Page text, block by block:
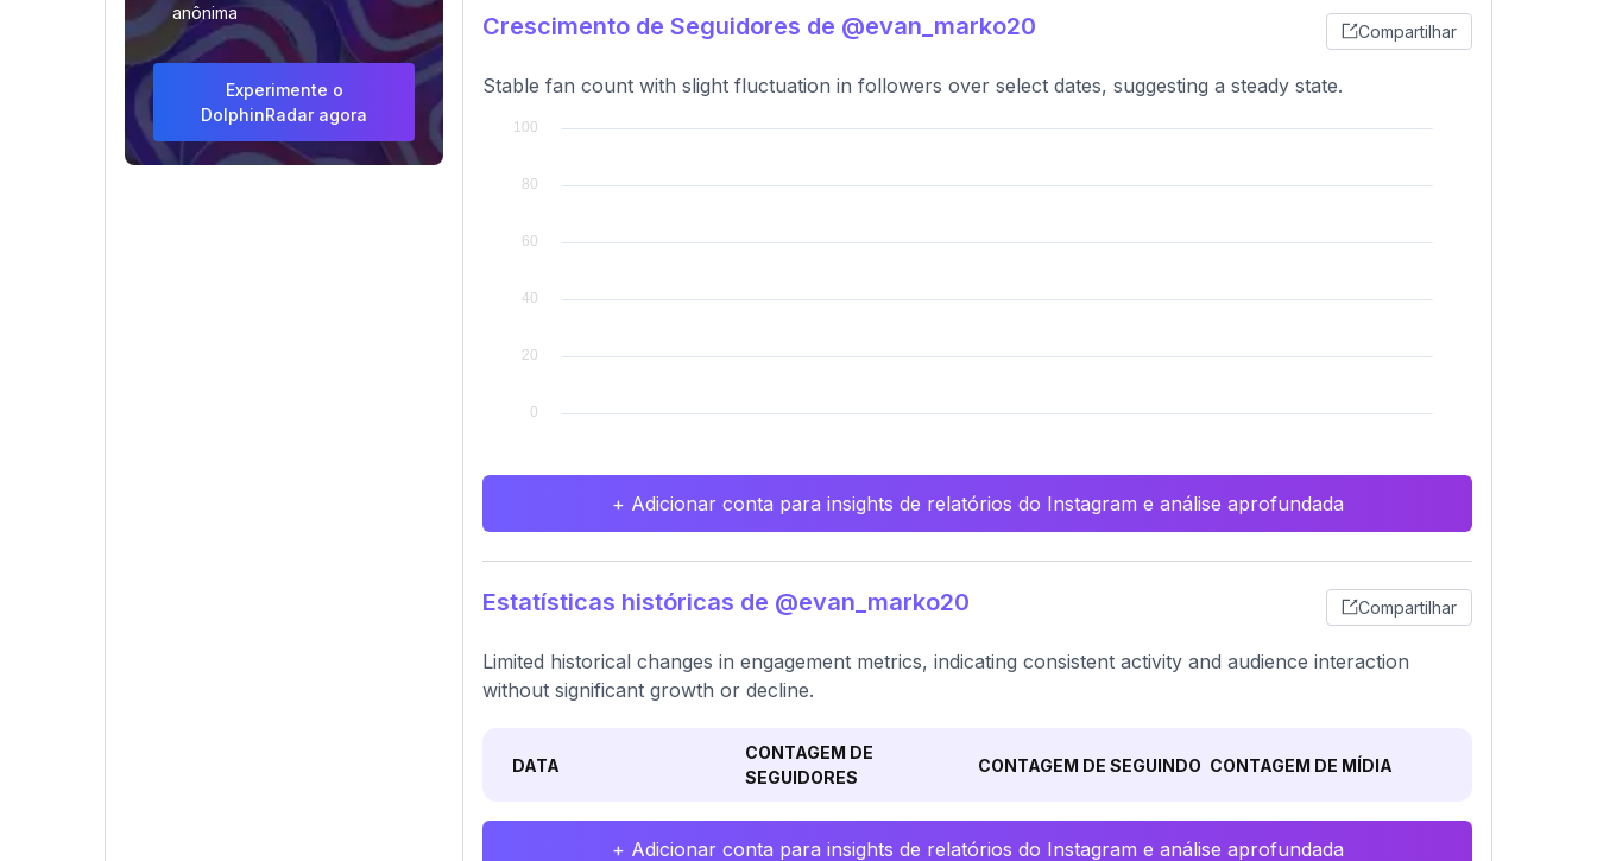
anônima
Experimente o
DolphinRadar agora
Crescimento de Seguidores de @evan_marko20 Compartilhar
Stable fan count with slight fluctuation in followers over select dates, suggesting a steady state.
+ Adicionar conta para insights de relatórios do Instagram e análise aprofundada
Estatísticas históricas de @evan_marko20 Compartilhar
Limited historical changes in engagement metrics, indicating consistent activity and audience interaction
without significant growth or decline.
DATA
CONTAGEM DE
SEGUIDORES
CONTAGEM DE SEGUINDO CONTAGEM DE MÍDIA
+ Adicionar conta para insights de relatórios do Instagram e análise aprofundada